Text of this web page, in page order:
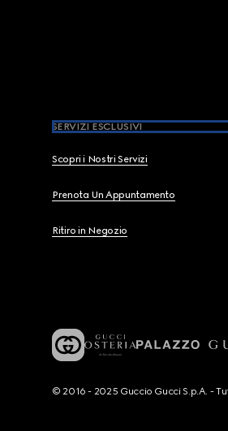
SERVIZI ESCLUSIVI
Scopri i Nostri Servizi
Prenota Un Appuntamento
Ritiro in Negozio
© 2016 - 2025 Guccio Gucci S.p.A. -